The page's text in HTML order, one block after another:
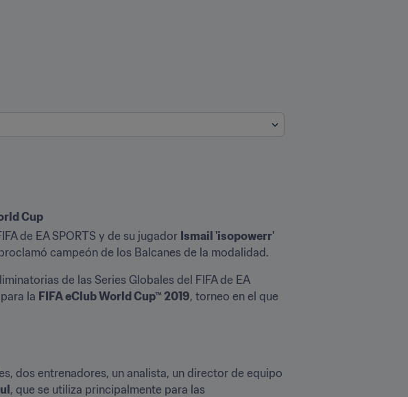
Cup
de EA SPORTS y de su jugador Ismail 'isopowerr'
campeón de los Balcanes de la modalidad.
de las Series Globales del FIFA de EA
la FIFA eClub World Cup™ 2019, torneo en el que
dos entrenadores, un analista, un director de equipo
, que se utiliza principalmente para las